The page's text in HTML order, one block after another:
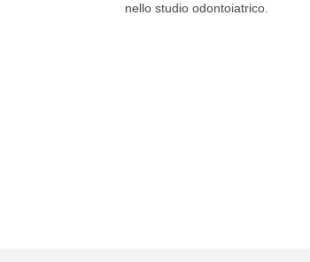
nello studio odontoiatrico.